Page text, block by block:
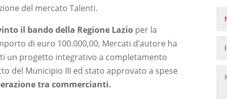
del mercato Talenti.
il bando della Regione Lazio per la
di euro 100.000,00, Mercati d’autore ha
un progetto integrativo a completamento
del Municipio III ed stato approvato a spese
tra commercianti.